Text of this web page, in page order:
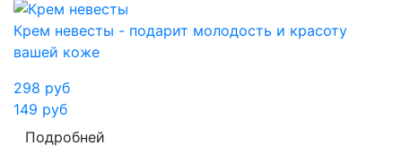
Крем невесты - подарит молодость и красоту
вашей коже
298 руб
149 руб
Подробней